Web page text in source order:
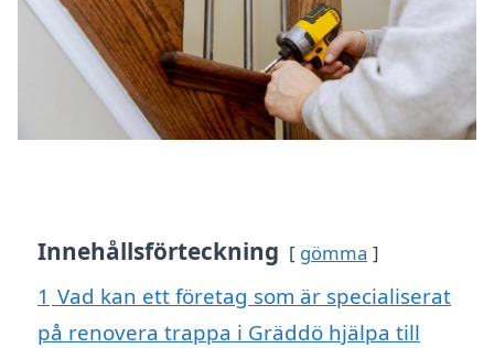
Innehållsförteckning gömma
1 Vad kan ett företag som är specialiserat
på renovera trappa i Gräddö hjälpa till